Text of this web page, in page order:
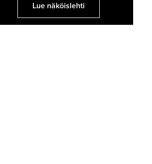
Lue näköislehti